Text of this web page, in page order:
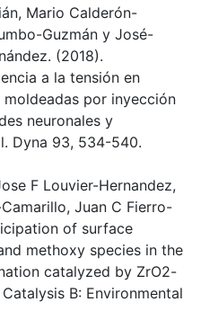
Mario Calderón-
Guzmán y José-
(2018).
a la tensión en
por inyección
neuronales y
Dyna 93, 534-540.
F Louvier-Hernandez,
Juan C Fierro-
of surface
methoxy species in the
catalyzed by ZrO2-
B: Environmental